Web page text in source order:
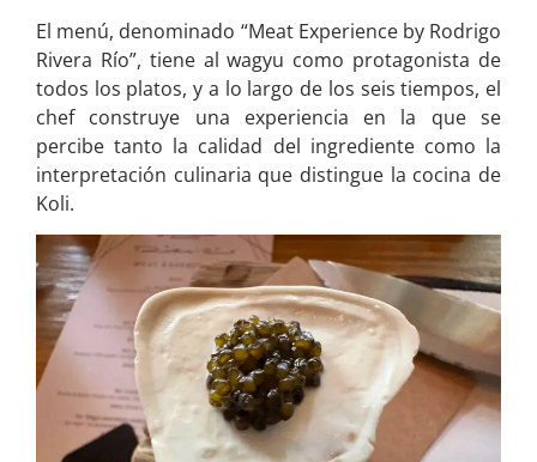
El menú, denominado “Meat Experience by Rodrigo
Rivera Río”, tiene al wagyu como protagonista de
todos los platos, y a lo largo de los seis tiempos, el
chef construye una experiencia en la que se
percibe tanto la calidad del ingrediente como la
interpretación culinaria que distingue la cocina de
Koli.